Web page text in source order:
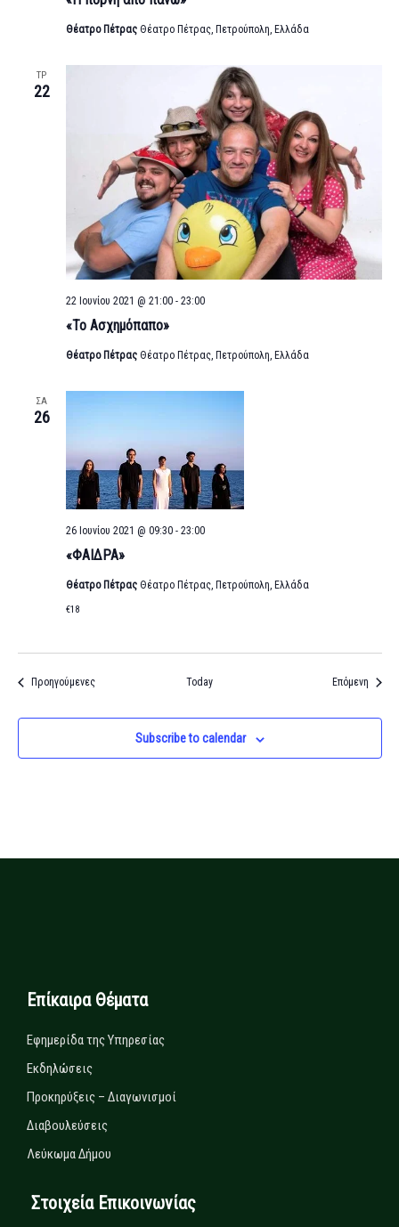
Θέατρο Πέτρας Θέατρο Πέτρας, Πετρούπολη, Ελλάδα
ΤΡ
22
«Το Ασχημόπαπο»
22 Ιουνίου 2021 @ 21:00- 23:00
Θέατρο Πέτρας Θέατρο Πέτρας, Πετρούπολη, Ελλάδα
ΣΑ
26
«ΦΑΙΔΡΑ»
26 Ιουνίου 2021 @ 09:30- 23:00
Θέατρο Πέτρας Θέατρο Πέτρας, Πετρούπολη, Ελλάδα
€18
ΠροηγούμενεςΕκδηλώσεις Today Επόμενη
Subscribe to calendar
Επίκαιρα Θέματα
Εφημερίδα της Υπηρεσίας
Εκδηλώσεις
Προκηρύξεις – Διαγωνισμοί
Διαβουλεύσεις
Λεύκωμα Δήμου
Στοιχεία Επικοινωνίας